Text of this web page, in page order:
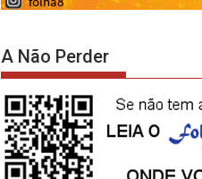
A Não Perder